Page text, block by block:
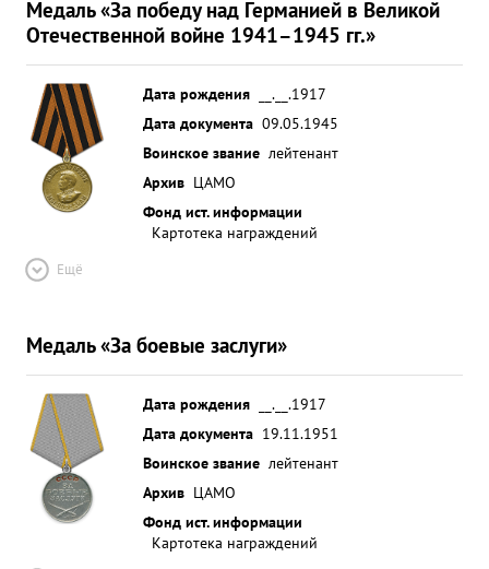
Медаль «За победу над Германией в Великой
Отечественной войне 1941–1945 гг.»
Дата рождения
__.__.1917
Дата документа 09.05.1945
Воинское звание лейтенант
Архив ЦАМО
Фонд ист. информации
Картотека награждений
Ещё
Медаль «За боевые заслуги»
Дата рождения
__.__.1917
Дата документа 19.11.1951
Воинское звание лейтенант
Архив ЦАМО
Фонд ист. информации
Картотека награждений